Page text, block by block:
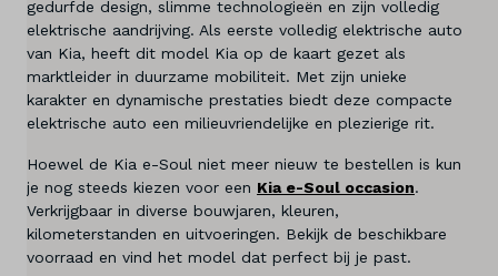
Vestigingen
Merken
Diensten
Over ons
Kennis & advies
gedurfde design, slimme technologieën en zijn volledig
elektrische aandrijving. Als eerste volledig elektrische auto
van Kia, heeft dit model Kia op de kaart gezet als
marktleider in duurzame mobiliteit. Met zijn unieke
karakter en dynamische prestaties biedt deze compacte
elektrische auto een milieuvriendelijke en plezierige rit.
Hoewel de Kia e-Soul niet meer nieuw te bestellen is kun
je nog steeds kiezen voor een Kia e-Soul occasion.
Verkrijgbaar in diverse bouwjaren, kleuren,
kilometerstanden en uitvoeringen. Bekijk de beschikbare
voorraad en vind het model dat perfect bij je past.